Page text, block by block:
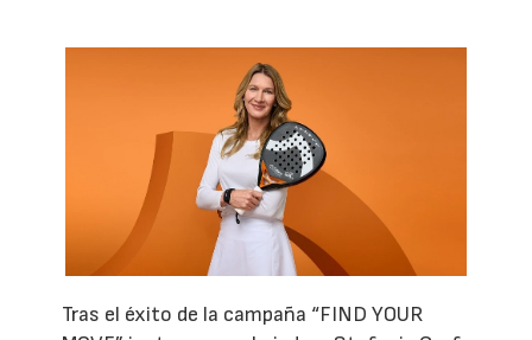
Tras el éxito de la campaña “FIND YOUR